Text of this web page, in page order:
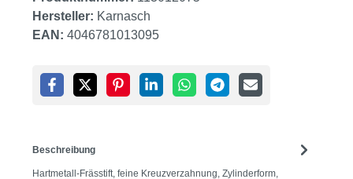
Hersteller: Karnasch
EAN: 4046781013095
Beschreibung
Hartmetall-Frässtift, feine Kreuzverzahnung, Zylinderform,